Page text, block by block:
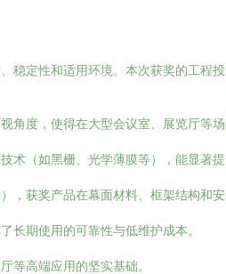
定性和适用环境。本次获奖的工程
角度，使得在大型会议室、展览厅等
术（如黑栅、光学薄膜等），能显著
，获奖产品在幕面材料、框架结构和
长期使用的可靠性与低维护成本。
等高端应用的坚实基础。